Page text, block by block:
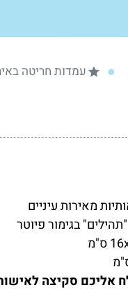
עמדות חריטה
מאירות עיניים
בגימור פיוטר
אליכם סקיצה